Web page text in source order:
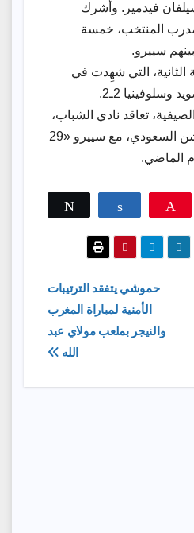
فيدمير. وأشرك
مدرب المنتخب، خمسة
سييرو.
الثانية، التي شهِدت في
وسلوفينيا 2ـ2.
تعاقد نادي الشباب،
المنتمي إلى دوري روشن السعودي، مع سييرو «29
الماضي.
حموشي يتفقد الترتيبات
الأمنية لمباراة المغرب
والنيجر بملعب مولاي عبد
الله